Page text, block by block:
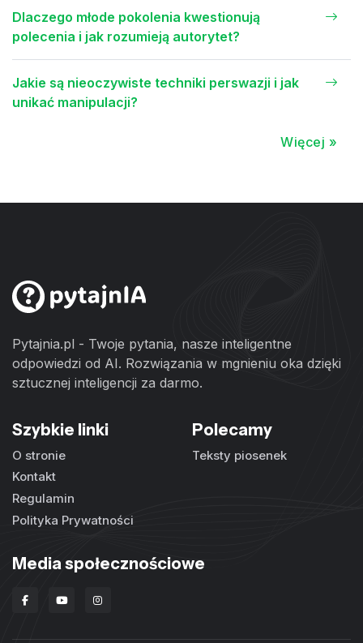
Dlaczego młode pokolenia kwestionują
polecenia i jak rozumieją autorytet?
Jakie są nieoczywiste techniki perswazji i jak
unikać manipulacji?
Więcej »
Pytajnia.pl - Twoje pytania, nasze inteligentne
odpowiedzi od AI. Rozwiązania w mgnieniu oka dzięki
sztucznej inteligencji za darmo.
Szybkie linki
O stronie
Kontakt
Regulamin
Polityka Prywatności
Polecamy
Teksty piosenek
Media społecznościowe